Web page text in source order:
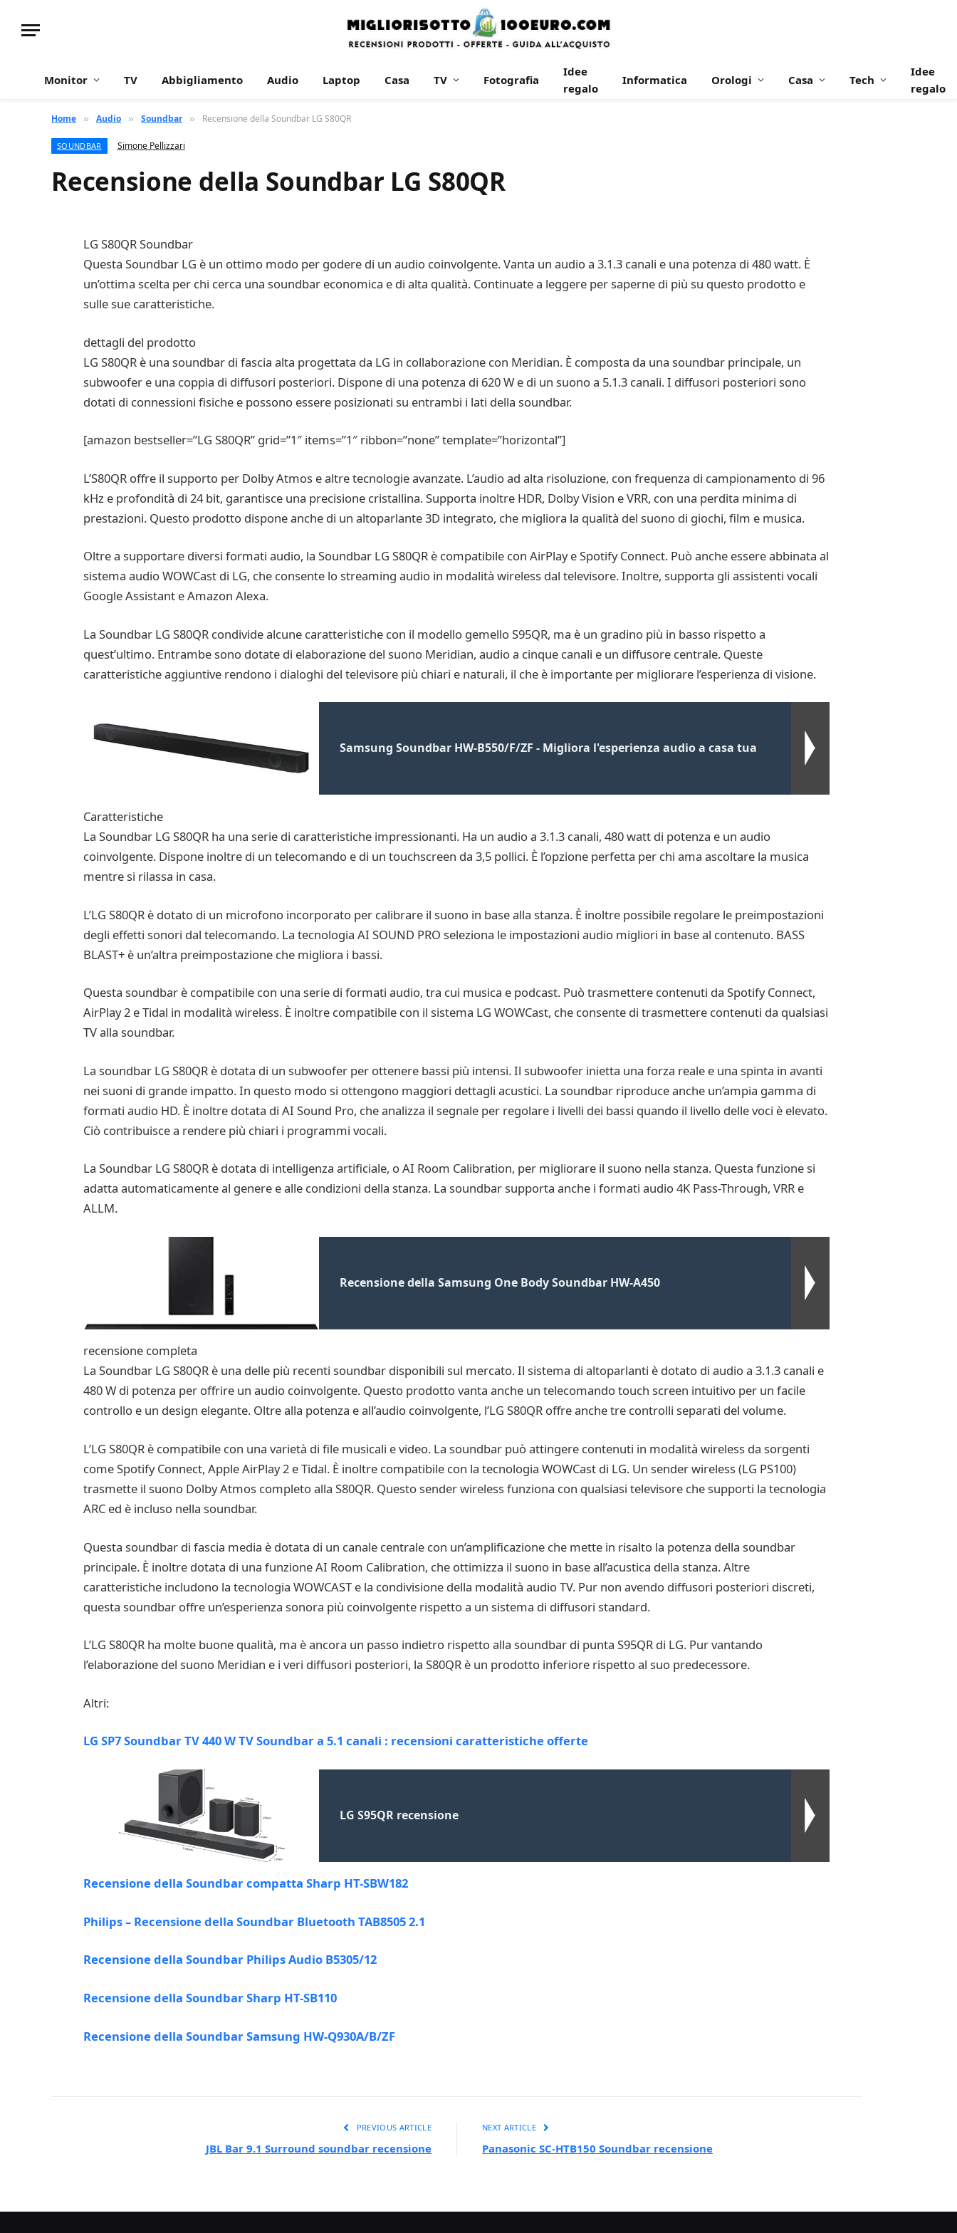
Monitor TV Abbigliamento Audio Laptop Casa TV Fotografia
Idee
regalo
Informatica Orologi Casa Tech
Idee
regalo
Home » Audio » Soundbar » Recensione della Soundbar LG S80QR
SOUNDBAR Simone Pellizzari
Recensione della Soundbar LG S80QR
LG S80QR Soundbar
Questa Soundbar LG è un ottimo modo per godere di un audio coinvolgente. Vanta un audio a 3.1.3 canali e una potenza di 480 watt. È
un’ottima scelta per chi cerca una soundbar economica e di alta qualità. Continuate a leggere per saperne di più su questo prodotto e
sulle sue caratteristiche.
dettagli del prodotto
LG S80QR è una soundbar di fascia alta progettata da LG in collaborazione con Meridian. È composta da una soundbar principale, un
subwoofer e una coppia di diffusori posteriori. Dispone di una potenza di 620 W e di un suono a 5.1.3 canali. I diffusori posteriori sono
dotati di connessioni fisiche e possono essere posizionati su entrambi i lati della soundbar.
[amazon bestseller=”LG S80QR” grid=”1″ items=”1″ ribbon=”none” template=”horizontal”]
L’S80QR offre il supporto per Dolby Atmos e altre tecnologie avanzate. L’audio ad alta risoluzione, con frequenza di campionamento di 96
kHz e profondità di 24 bit, garantisce una precisione cristallina. Supporta inoltre HDR, Dolby Vision e VRR, con una perdita minima di
prestazioni. Questo prodotto dispone anche di un altoparlante 3D integrato, che migliora la qualità del suono di giochi, film e musica.
Oltre a supportare diversi formati audio, la Soundbar LG S80QR è compatibile con AirPlay e Spotify Connect. Può anche essere abbinata al
sistema audio WOWCast di LG, che consente lo streaming audio in modalità wireless dal televisore. Inoltre, supporta gli assistenti vocali
Google Assistant e Amazon Alexa.
La Soundbar LG S80QR condivide alcune caratteristiche con il modello gemello S95QR, ma è un gradino più in basso rispetto a
quest’ultimo. Entrambe sono dotate di elaborazione del suono Meridian, audio a cinque canali e un diffusore centrale. Queste
caratteristiche aggiuntive rendono i dialoghi del televisore più chiari e naturali, il che è importante per migliorare l’esperienza di visione.
Samsung Soundbar HW-B550/F/ZF - Migliora l'esperienza audio a casa tua
Caratteristiche
La Soundbar LG S80QR ha una serie di caratteristiche impressionanti. Ha un audio a 3.1.3 canali, 480 watt di potenza e un audio
coinvolgente. Dispone inoltre di un telecomando e di un touchscreen da 3,5 pollici. È l’opzione perfetta per chi ama ascoltare la musica
mentre si rilassa in casa.
L’LG S80QR è dotato di un microfono incorporato per calibrare il suono in base alla stanza. È inoltre possibile regolare le preimpostazioni
degli effetti sonori dal telecomando. La tecnologia AI SOUND PRO seleziona le impostazioni audio migliori in base al contenuto. BASS
BLAST+ è un’altra preimpostazione che migliora i bassi.
Questa soundbar è compatibile con una serie di formati audio, tra cui musica e podcast. Può trasmettere contenuti da Spotify Connect,
AirPlay 2 e Tidal in modalità wireless. È inoltre compatibile con il sistema LG WOWCast, che consente di trasmettere contenuti da qualsiasi
TV alla soundbar.
La soundbar LG S80QR è dotata di un subwoofer per ottenere bassi più intensi. Il subwoofer inietta una forza reale e una spinta in avanti
nei suoni di grande impatto. In questo modo si ottengono maggiori dettagli acustici. La soundbar riproduce anche un’ampia gamma di
formati audio HD. È inoltre dotata di AI Sound Pro, che analizza il segnale per regolare i livelli dei bassi quando il livello delle voci è elevato.
Ciò contribuisce a rendere più chiari i programmi vocali.
La Soundbar LG S80QR è dotata di intelligenza artificiale, o AI Room Calibration, per migliorare il suono nella stanza. Questa funzione si
adatta automaticamente al genere e alle condizioni della stanza. La soundbar supporta anche i formati audio 4K Pass-Through, VRR e
ALLM.
Recensione della Samsung One Body Soundbar HW-A450
recensione completa
La Soundbar LG S80QR è una delle più recenti soundbar disponibili sul mercato. Il sistema di altoparlanti è dotato di audio a 3.1.3 canali e
480 W di potenza per offrire un audio coinvolgente. Questo prodotto vanta anche un telecomando touch screen intuitivo per un facile
controllo e un design elegante. Oltre alla potenza e all’audio coinvolgente, l’LG S80QR offre anche tre controlli separati del volume.
L’LG S80QR è compatibile con una varietà di file musicali e video. La soundbar può attingere contenuti in modalità wireless da sorgenti
come Spotify Connect, Apple AirPlay 2 e Tidal. È inoltre compatibile con la tecnologia WOWCast di LG. Un sender wireless (LG PS100)
trasmette il suono Dolby Atmos completo alla S80QR. Questo sender wireless funziona con qualsiasi televisore che supporti la tecnologia
ARC ed è incluso nella soundbar.
Questa soundbar di fascia media è dotata di un canale centrale con un’amplificazione che mette in risalto la potenza della soundbar
principale. È inoltre dotata di una funzione AI Room Calibration, che ottimizza il suono in base all’acustica della stanza. Altre
caratteristiche includono la tecnologia WOWCAST e la condivisione della modalità audio TV. Pur non avendo diffusori posteriori discreti,
questa soundbar offre un’esperienza sonora più coinvolgente rispetto a un sistema di diffusori standard.
L’LG S80QR ha molte buone qualità, ma è ancora un passo indietro rispetto alla soundbar di punta S95QR di LG. Pur vantando
l’elaborazione del suono Meridian e i veri diffusori posteriori, la S80QR è un prodotto inferiore rispetto al suo predecessore.
Altri:
LG SP7 Soundbar TV 440 W TV Soundbar a 5.1 canali : recensioni caratteristiche offerte
LG S95QR recensione
Recensione della Soundbar compatta Sharp HT-SBW182
Philips – Recensione della Soundbar Bluetooth TAB8505 2.1
Recensione della Soundbar Philips Audio B5305/12
Recensione della Soundbar Sharp HT-SB110
Recensione della Soundbar Samsung HW-Q930A/B/ZF
PREVIOUS ARTICLE
JBL Bar 9.1 Surround soundbar recensione
NEXT ARTICLE
Panasonic SC-HTB150 Soundbar recensione